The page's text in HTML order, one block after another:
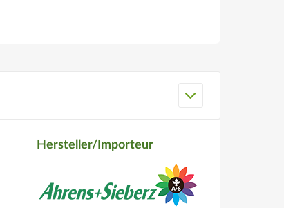
Hersteller/Importeur